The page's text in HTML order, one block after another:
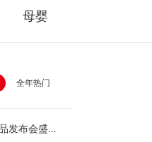
母婴
全年热门
发布会盛大